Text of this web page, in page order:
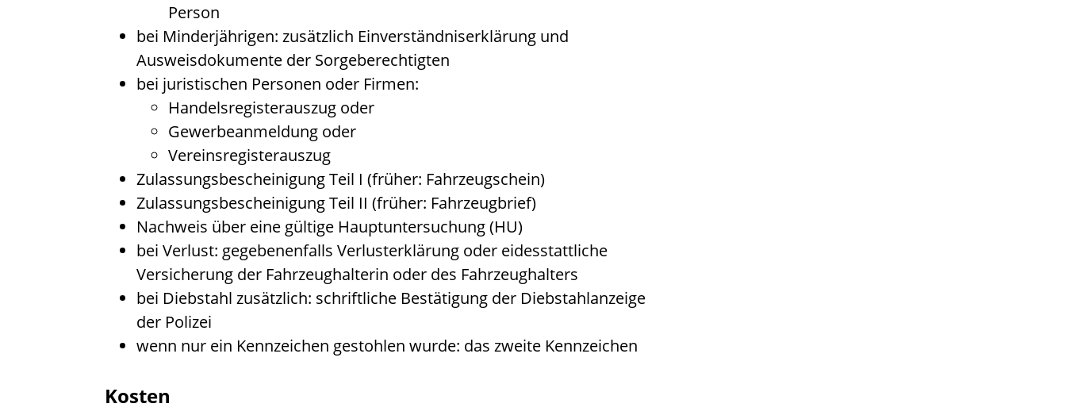
Person
bei Minderjährigen: zusätzlich Einverständniserklärung und
Ausweisdokumente der Sorgeberechtigten
bei juristischen Personen oder Firmen:
Handelsregisterauszug oder
Gewerbeanmeldung oder
Vereinsregisterauszug
Zulassungsbescheinigung Teil I (früher: Fahrzeugschein)
Zulassungsbescheinigung Teil II (früher: Fahrzeugbrief)
Nachweis über eine gültige Hauptuntersuchung (HU)
bei Verlust: gegebenenfalls Verlusterklärung oder eidesstattliche
Versicherung der Fahrzeughalterin oder des Fahrzeughalters
bei Diebstahl zusätzlich: schriftliche Bestätigung der Diebstahlanzeige
der Polizei
wenn nur ein Kennzeichen gestohlen wurde: das zweite Kennzeichen
Kosten